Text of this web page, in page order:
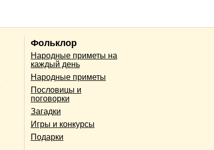
Фольклор
Народные приметы на
каждый день
Народные приметы
Пословицы и
поговорки
Загадки
Игры и конкурсы
Подарки